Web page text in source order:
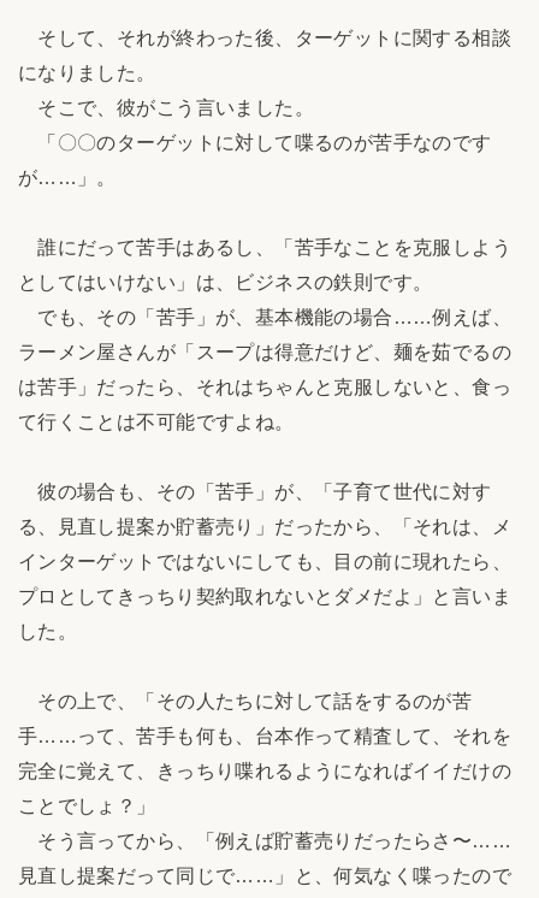
そして、それが終わった後、ターゲットに関する相談
になりました。
そこで、彼がこう言いました。
「〇〇のターゲットに対して喋るのが苦手なのです
が……」。
誰にだって苦手はあるし、「苦手なことを克服しよう
としてはいけない」は、ビジネスの鉄則です。
でも、その「苦手」が、基本機能の場合……例えば、
ラーメン屋さんが「スープは得意だけど、麺を茹でるの
は苦手」だったら、それはちゃんと克服しないと、食っ
て行くことは不可能ですよね。
彼の場合も、その「苦手」が、「子育て世代に対す
る、見直し提案か貯蓄売り」だったから、「それは、メ
インターゲットではないにしても、目の前に現れたら、
プロとしてきっちり契約取れないとダメだよ」と言いま
した。
その上で、「その人たちに対して話をするのが苦
手……って、苦手も何も、台本作って精査して、それを
完全に覚えて、きっちり喋れるようになればイイだけの
ことでしょ？」
そう言ってから、「例えば貯蓄売りだったらさ〜……
見直し提案だって同じで……」と、何気なく喋ったので